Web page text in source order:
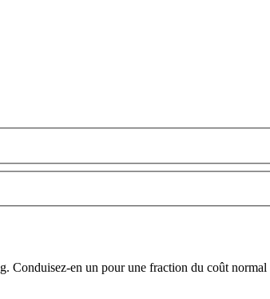
Conduisez-en un pour une fraction du coût